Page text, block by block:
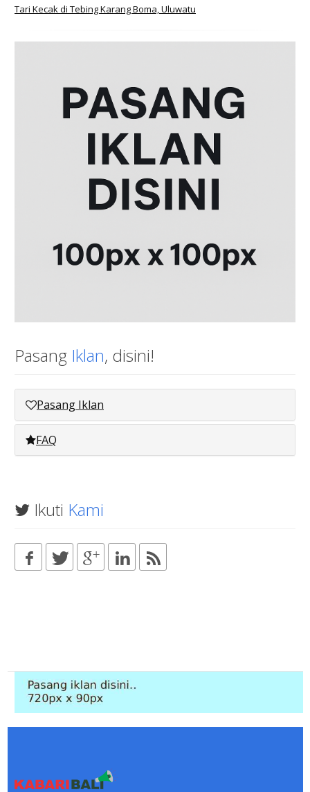
Tari Kecak di Tebing Karang Boma, Uluwatu
Pasang Iklan, disini!
Pasang Iklan
FAQ
Ikuti Kami